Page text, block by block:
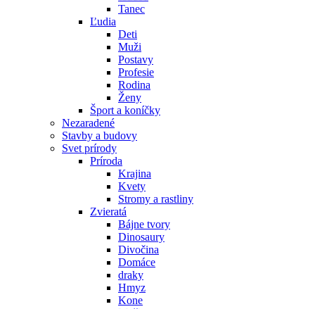
Tanec
Ľudia
Deti
Muži
Postavy
Profesie
Rodina
Ženy
Šport a koníčky
Nezaradené
Stavby a budovy
Svet prírody
Príroda
Krajina
Kvety
Stromy a rastliny
Zvieratá
Bájne tvory
Dinosaury
Divočina
Domáce
draky
Hmyz
Kone